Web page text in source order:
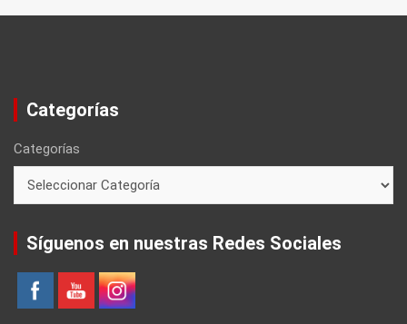
Categorías
Categorías
Síguenos en nuestras Redes Sociales